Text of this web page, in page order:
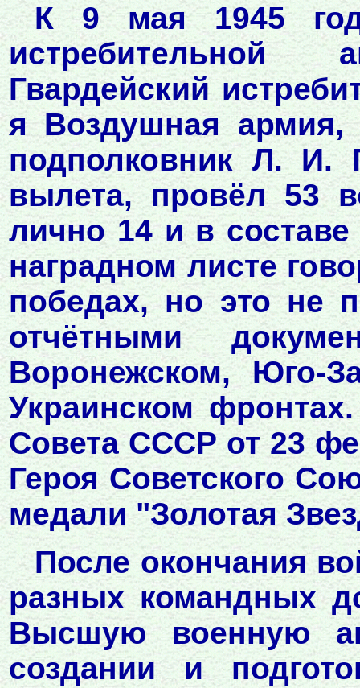
К 9 мая 1945
истребительной
Гвардейский
я Воздушная армия,
подполковник Л. И.
вылета, провёл 53
лично 14 и в
наградном листе
победах, но это не
отчётными
Воронежском, Юго-
Украинском
Совета СССР от 23
Героя Советского
медали "Золотая
После окончания
разных командных
Высшую военную
создании и